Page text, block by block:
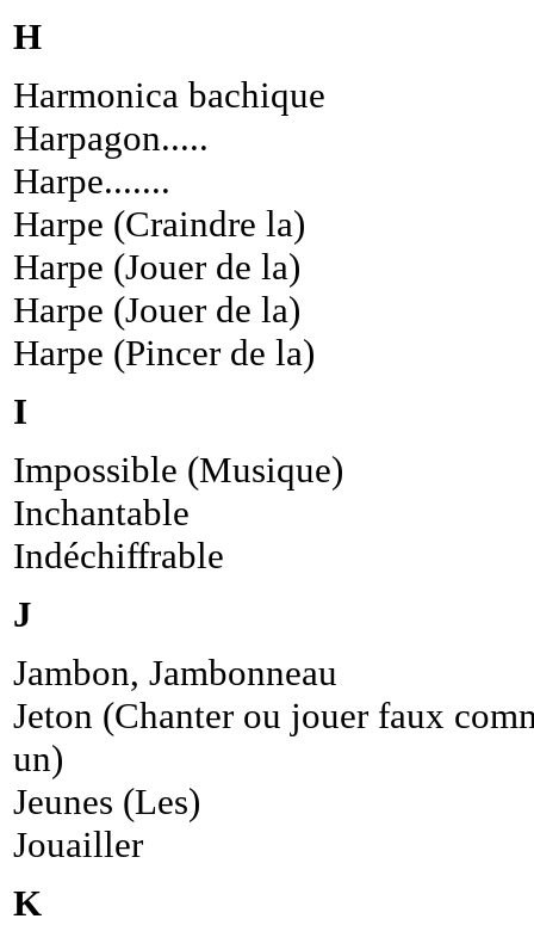
H
Harmonica bachique
Harpagon.....
Harpe.......
Harpe (Craindre la)
Harpe (Jouer de la)
Harpe (Jouer de la)
Harpe (Pincer de la)
I
Impossible (Musique)
Inchantable
Indéchiffrable
J
Jambon, Jambonneau
Jeton (Chanter ou jouer faux
un)
Jeunes (Les)
Jouailler
K